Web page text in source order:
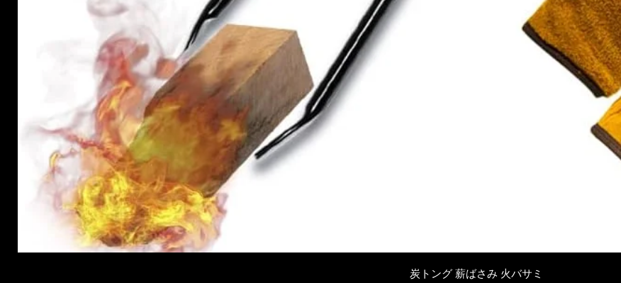
クイックビュー
炭トング 薪ばさみ 火バサミ